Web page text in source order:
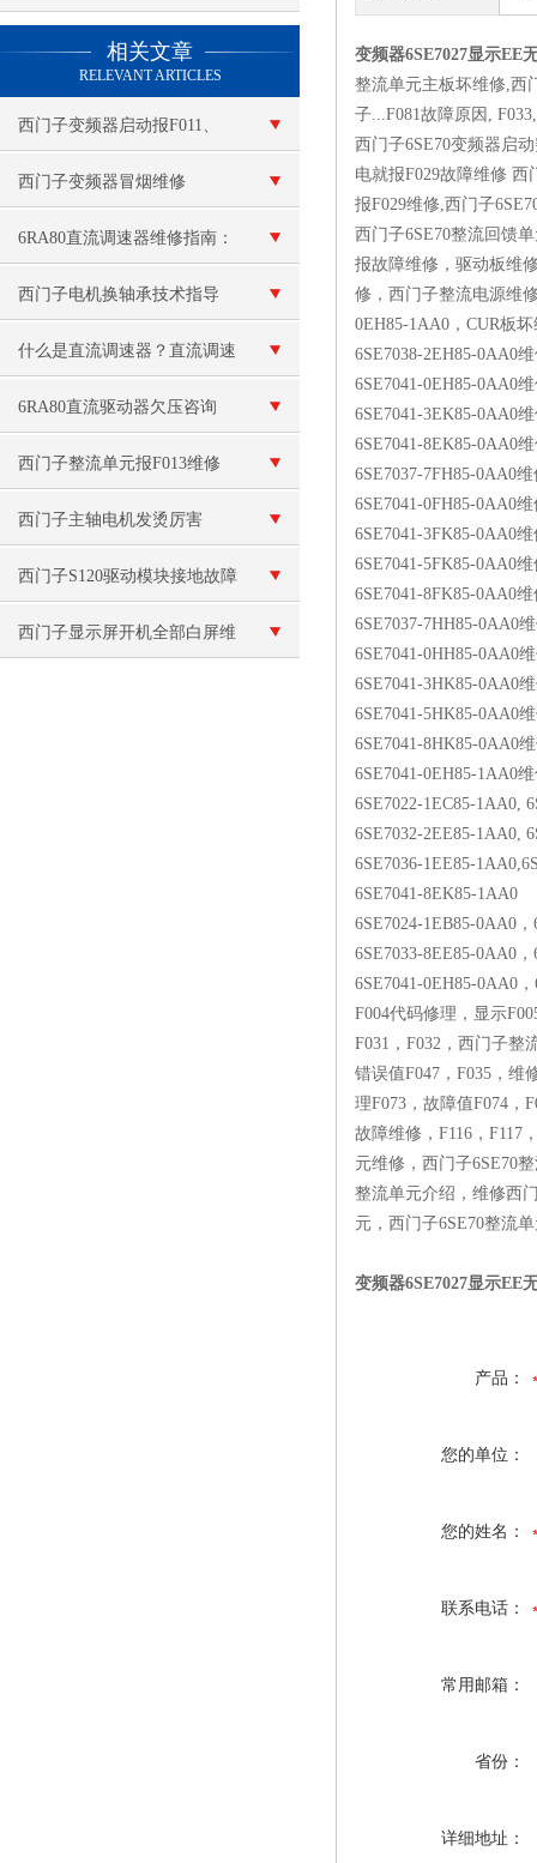
相关文章
RELEVANT ARTICLES
西门子变频器启动报F011、
F015维修
西门子变频器冒烟维修
6RA80直流调速器维修指南：
全面解析与解决方案
西门子电机换轴承技术指导
什么是直流调速器？直流调速
器的使用条件
6RA80直流驱动器欠压咨询
西门子整流单元报F013维修
西门子主轴电机发烫厉害
西门子S120驱动模块接地故障
维修
西门子显示屏开机全部白屏维
变频器6SE7027显示EE
整流单元主板坏维修,西
子...F081故障原因,
西门子6SE70变频器启
电就报F029故障维修
报F029维修,西门子
西门子6SE70整流回馈
报故障维修，驱动板维
修，西门子整流电源维
0EH85-1AA0，CUR板
6SE7038-2EH85-0AA0
6SE7041-0EH85-0AA0
6SE7041-3EK85-0AA0
6SE7041-8EK85-0AA0
6SE7037-7FH85-0AA0
6SE7041-0FH85-0AA0
6SE7041-3FK85-0AA0维
6SE7041-5FK85-0AA0维
6SE7041-8FK85-0AA0维
6SE7037-7HH85-0AA0
6SE7041-0HH85-0AA0
6SE7041-3HK85-0AA0
6SE7041-5HK85-0AA0
6SE7041-8HK85-0AA0
6SE7041-0EH85-1AA0
6SE7022-1EC85-1AA0,
6SE7032-2EE85-1AA0,
6SE7036-1EE85-
6SE7041-8EK85-1AA0
6SE7024-1EB85-0AA0
6SE7033-8EE85-0AA0
6SE7041-0EH85-0AA0
F004代码修理，显示
F031，F032，西门子整
错误值F047，F035，维
理F073，故障值F074，
故障维修，F116，F117
元维修，西门子6SE70
整流单元介绍，维修西
元，西门子6SE70整流
变频器6SE7027显示EE
产品：
您的单位：
您的姓名：
联系电话：
常用邮箱：
省份：
详细地址：